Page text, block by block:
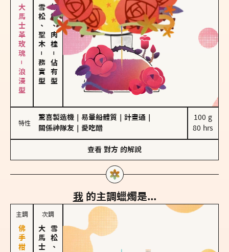
大馬士革玫瑰－浪漫型 雪松、聖木
－
務實型
胡椒、肉桂
－
佔有型
特性
驚喜製造機 易暈船體質 計畫通
關係神隊友
愛吃醋
100 g
80 hrs
查看 對方 的解說
我 的主調蠟燭是...
主調 次調